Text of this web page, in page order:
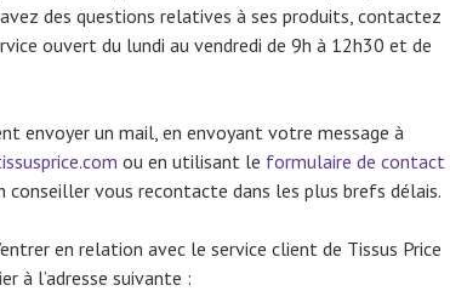
des questions relatives à ses produits, contactez
ouvert du lundi au vendredi de 9h à 12h30 et de
envoyer un mail, en envoyant votre message à
ou en utilisant le formulaire de contact
conseiller vous recontacte dans les plus brefs délais.
en relation avec le service client de Tissus Price
à l’adresse suivante :